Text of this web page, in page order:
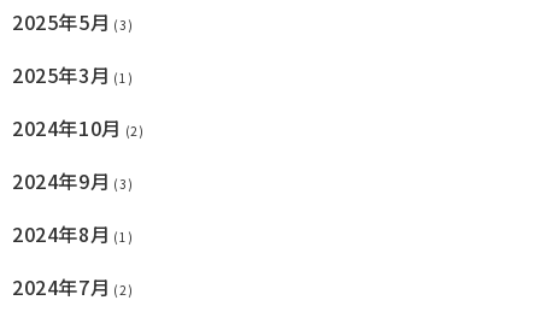
2025年5月 (3)
2025年3月 (1)
2024年10月 (2)
2024年9月 (3)
2024年8月 (1)
2024年7月 (2)